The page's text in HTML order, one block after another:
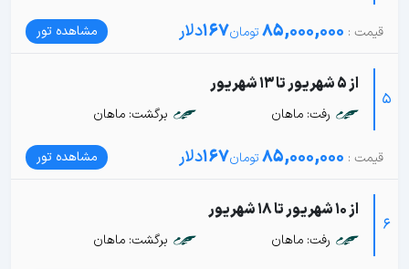
85,000,000
167دلار مشاهده تور
5
از 5 شهریور تا 13 شهریور
رفت: ماهان برگشت: ماهان
85,000,000
167دلار مشاهده تور
6
از 10 شهریور تا 18 شهریور
رفت: ماهان برگشت: ماهان